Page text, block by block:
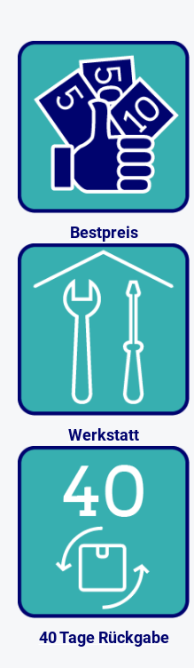
Bestpreis
Werkstatt
40 Tage Rückgabe